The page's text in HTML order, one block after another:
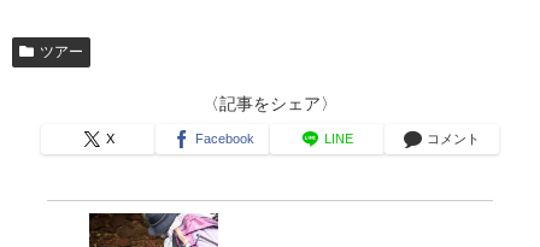
ツアー
〈記事をシェア〉
X Facebook LINE コメント